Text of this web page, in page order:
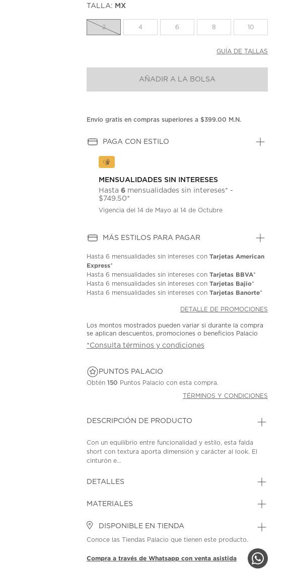
misma
TALLA: MX
2 4 6 8 10
GUÍA DE TALLAS
AÑADIR A LA BOLSA
Envío gratis en compras superiores a $399.00 M.N.
PAGA CON ESTILO
MENSUALIDADES SIN INTERESES
Hasta6 mensualidades sin intereses* -
$749.50*
Vigencia del 14 de Mayo al 14 de Octubre
MÁS ESTILOS PARA PAGAR
Hasta6 mensualidades sin intereses conTarjetas American
Express*
Hasta6 mensualidades sin intereses conTarjetas BBVA*
Hasta6 mensualidades sin intereses conTarjetas Bajio*
Hasta6 mensualidades sin intereses conTarjetas Banorte*
DETALLE DE PROMOCIONES
Los montos mostrados pueden variar si durante la compra
se aplican descuentos, promociones o beneficios Palacio
*Consulta términos y condiciones
PUNTOS PALACIO
Obtén150 Puntos Palacio con esta compra.
TÉRMINOS Y CONDICIONES
DESCRIPCIÓN DE PRODUCTO
Con un equilibrio entre funcionalidad y estilo, esta falda
short con textura aporta dimensión y carácter al look. El
cinturón e...
DETALLES
MATERIALES
DISPONIBLE EN TIENDA
Conoce las Tiendas Palacio que tienen este producto.
Compra a través de Whatsapp con venta asistida